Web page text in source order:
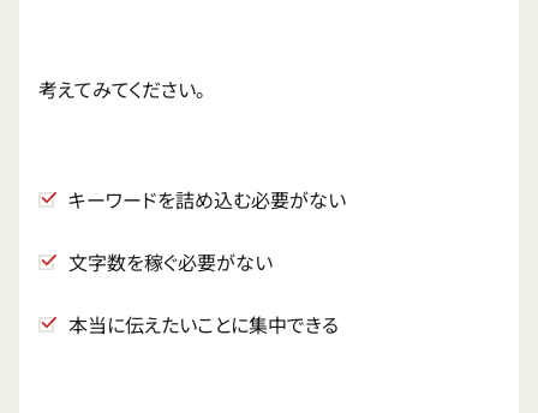
考えてみてください。
キーワードを詰め込む必要がない
文字数を稼ぐ必要がない
本当に伝えたいことに集中できる